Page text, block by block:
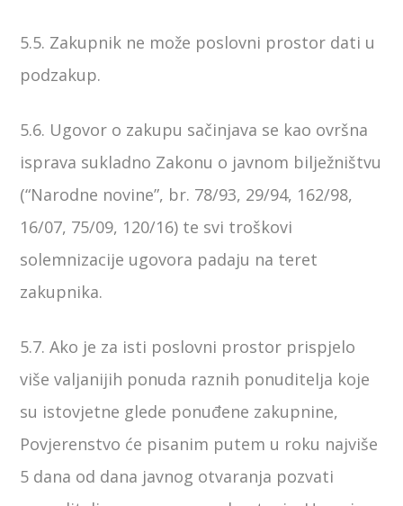
5.5. Zakupnik ne može poslovni prostor dati u
podzakup.
5.6. Ugovor o zakupu sačinjava se kao ovršna
isprava sukladno Zakonu o javnom bilježništvu
(“Narodne novine”, br. 78/93, 29/94, 162/98,
16/07, 75/09, 120/16) te svi troškovi
solemnizacije ugovora padaju na teret
zakupnika.
5.7. Ako je za isti poslovni prostor prispjelo
više valjanijih ponuda raznih ponuditelja koje
su istovjetne glede ponuđene zakupnine,
Povjerenstvo će pisanim putem u roku najviše
5 dana od dana javnog otvaranja pozvati